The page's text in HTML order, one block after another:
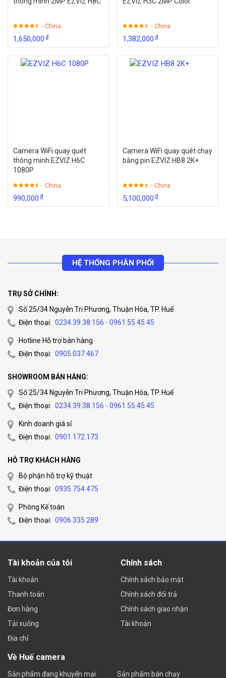
Compati
bility
ONVIF (Profile S, Profile G), ISAPI
Interface
Smart Feature-set
Line
Crossin
g
Cross a pre-defined virtual line
Detectio
Enter and loiter in a pre-defined virtual region
Wireless
Wireles
Standar
ds
IEEE802.11b, 802.11g, 802.11n
Channel
Bandwid
th
20/40MHz Support
Wireles
s Range
50m
General
Power
Supply
12 VDC ± 25%, PoE (802.3af Class3)
Material Plastic
102.8 × 65.2 × 32.6 mm
128 g
HIKVISION DS-2CD2443G0-IW camera IP quan sát IP Cube
chống ngược sáng thật, hỗ trợ báo động hồng ngoại tầm xa
10m, màu trắng trang nhã sang trọng, sử dụng cho mọi nhà,
camera cho văn phòng công ty,camera cho shop thời trang
quần áo, camera cho quán café…
- China
1,650,000₫
- China
1,382,000₫
Camera WiFi quay quét
thông minh EZVIZ H6C
1080P
- China
990,000₫
Camera WiFi quay quét chạy
bằng pin EZVIZ HB8 2K+
- China
5,100,000₫
HỆ THỐNG PHÂN PHỐI
TRỤ SỞ CHÍNH:
Số 25/34 Nguyễn Tri Phương, Thuận Hóa, TP. Huế
Điện thoại: 0234.39.38.156 - 0961.55.45.45
Hotline Hỗ trợ bán hàng
Điện thoại: 0905.037.467
SHOWROOM BÁN HÀNG:
Số 25/34 Nguyễn Tri Phương, Thuận Hóa, TP. Huế
Điện thoại: 0234.39.38.156 - 0961.55.45.45
Kinh doanh giá sỉ
Điện thoại: 0901.172.173
HỖ TRỢ KHÁCH HÀNG
Bộ phận hỗ trợ kỹ thuật
Điện thoại: 0935.754.475
Phòng Kế toán
Điện thoại: 0906.335.289
Tài khoản của tôi
Tài khoản
Thanh toán
Đơn hàng
Tải xuống
Địa chỉ
Chính sách
Chính sách bảo mật
Chính sách đổi trả
Chính sách giao nhận
Tài khoản
Về Huế camera
Sản phẩm đang khuyến mại Sản phẩm bán chạy